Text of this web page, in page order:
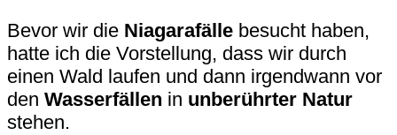
Bevor wir die Niagarafälle besucht haben,
hatte ich die Vorstellung, dass wir durch
einen Wald laufen und dann irgendwann vor
den Wasserfällen in unberührter Natur
stehen.